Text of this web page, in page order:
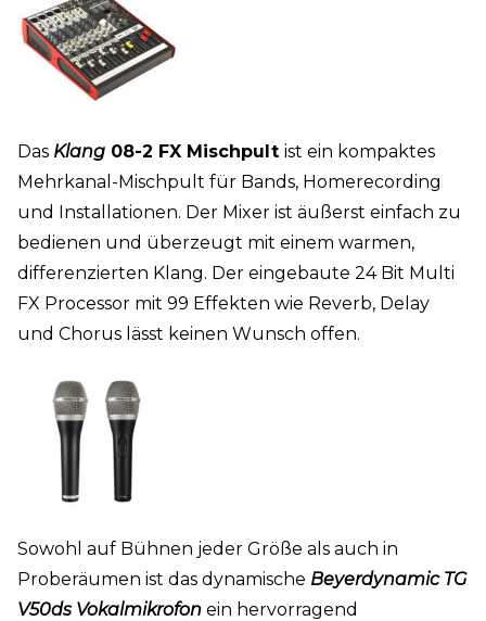
Das Klang 08-2 FX Mischpult ist ein kompaktes
Mehrkanal-Mischpult für Bands, Homerecording
und Installationen. Der Mixer ist äußerst einfach zu
bedienen und überzeugt mit einem warmen,
differenzierten Klang. Der eingebaute 24 Bit Multi
FX Processor mit 99 Effekten wie Reverb, Delay
und Chorus lässt keinen Wunsch offen.
Sowohl auf Bühnen jeder Größe als auch in
Proberäumen ist das dynamische Beyerdynamic TG
V50ds Vokalmikrofon ein hervorragend